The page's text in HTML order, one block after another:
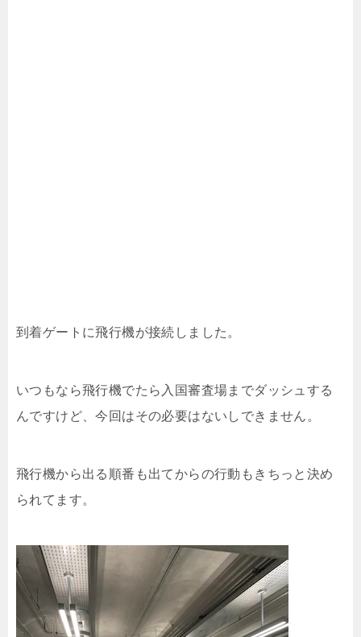
到着ゲートに飛行機が接続しました。
いつもなら飛行機でたら入国審査場までダッシュする
んですけど、今回はその必要はないしできません。
飛行機から出る順番も出てからの行動もきちっと決め
られてます。